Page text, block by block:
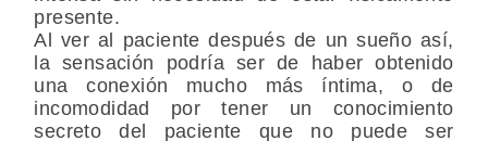
presente.
Al ver al paciente después de un sueño así,
la sensación podría ser de haber obtenido
una conexión mucho más íntima, o de
incomodidad por tener un conocimiento
secreto del paciente que no puede ser